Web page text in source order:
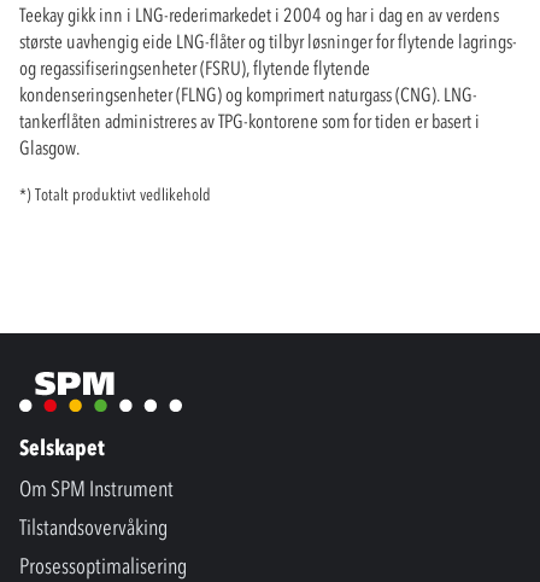
Teekay gikk inn i LNG-rederimarkedet i 2004 og har i dag en av verdens
største uavhengig eide LNG-flåter og tilbyr løsninger for flytende lagrings-
og regassifiseringsenheter (FSRU), flytende flytende
kondenseringsenheter (FLNG) og komprimert naturgass (CNG). LNG-
tankerflåten administreres av TPG-kontorene som for tiden er basert i
Glasgow.
*) Totalt produktivt vedlikehold
Selskapet
Om SPM Instrument
Tilstandsovervåking
Prosessoptimalisering